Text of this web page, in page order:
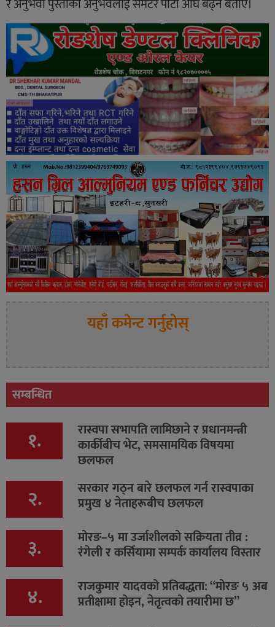
र अनुभवी पुस्ताको अनुभवलाई समेटेर पार्टी अघि बढ्ने बताए।
यहाँ कमेन्ट गर्नुहोस्
सम्बन्धित
१. रास्वपा सभापति लामिछाने र प्रधानमन्त्री
कार्कीबीच भेट, समसामयिक विषयमा
छलफल
२. सरकार गठ्न बारे छलफल गर्न रास्वपाका
प्रमुख ४ नेताहरूबीच छलफल
३. मोरङ–५ मा उर्जाशीलको सक्रियता तीव्र :
रंगेली र कर्सियामा सम्पर्क कार्यालय विस्तार
४. राजकुमार यादवको प्रतिबद्धता: “मोरङ ५ अब
प्रतीक्षामा होइन, नेतृत्वको तयारीमा छ”